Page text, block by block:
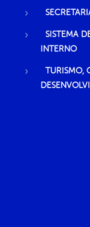
SISTEMA
INTERNO
TURISMO,